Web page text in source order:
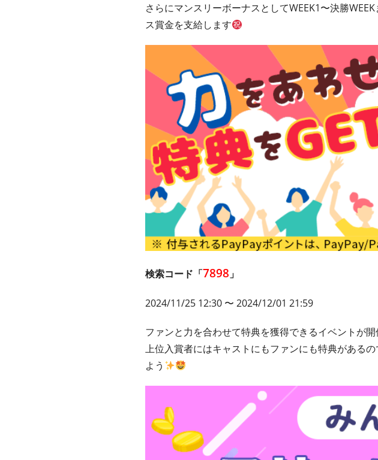
さらにマンスリーボーナスとしてWEEK1〜決勝
ス賞金を支給します
検索コード「7898 」
2024/11/25 12:30 〜 2024/12/01 21:59
ファンと力を合わせて特典を獲得できるイベントが開
上位入賞者にはキャストにもファンにも特典がある
よう